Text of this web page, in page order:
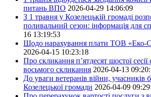
питань ВПО 2026-04-29 14:06:09
З 1 травня у Козелецькій громаді
поливальний сезон: інформація для
16 13:19:53
Щодо нарахування плати ТОВ «Еко-
2026-04-15 10:23:18
Про скликання п’ятдесят шостої
восьмого скликання 2026-04-13
До уваги ветеранів війни, учасників
Козелецької громади 2026-04-09